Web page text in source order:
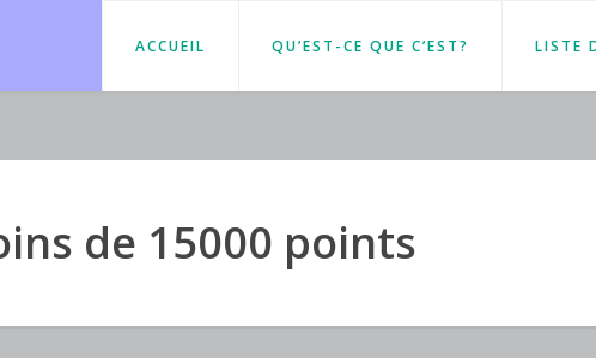
ACCUEIL QU’EST-CE QUE C’EST? LISTE
de 15000 points